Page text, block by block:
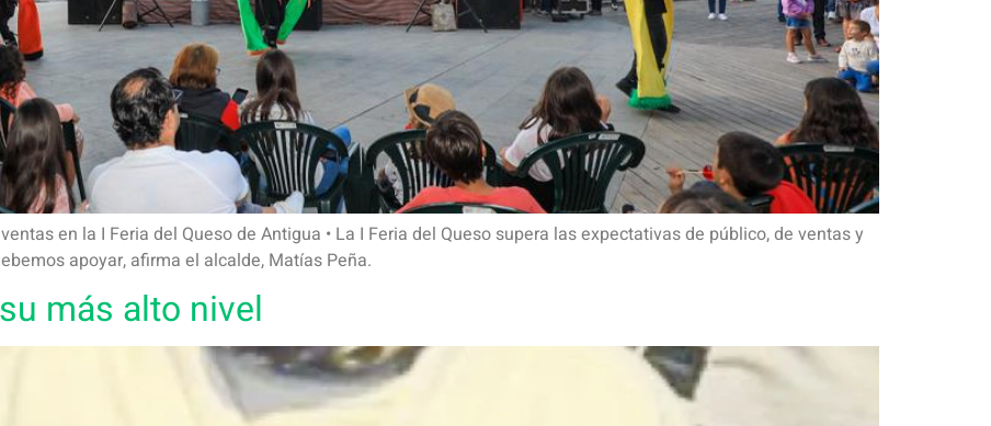
en la I Feria del Queso de Antigua • La I Feria del Queso supera las expectativas de público, de ventas y
apoyar, afirma el alcalde, Matías Peña.
más alto nivel